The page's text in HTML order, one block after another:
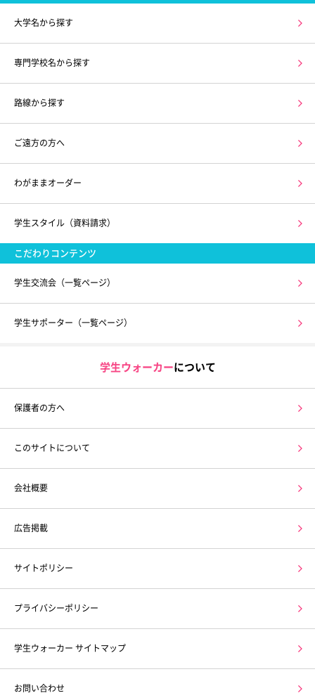
大学名から探す
専門学校名から探す
路線から探す
ご遠方の方へ
わがままオーダー
学生スタイル（資料請求）
こだわりコンテンツ
学生交流会（一覧ページ）
学生サポーター（一覧ページ）
学生ウォーカーについて
保護者の方へ
このサイトについて
会社概要
広告掲載
サイトポリシー
プライバシーポリシー
学生ウォーカー サイトマップ
お問い合わせ